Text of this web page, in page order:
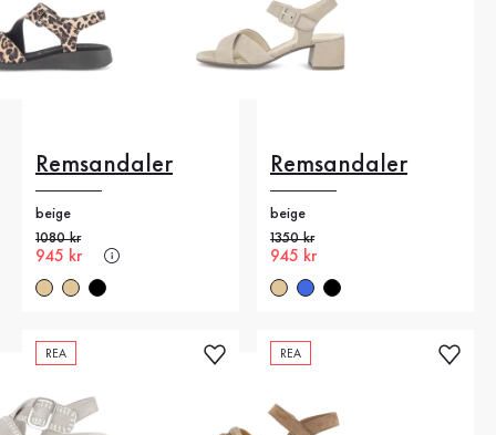
Remsandaler
beige
Gammalt pris
1080 kr
Nytt pris
945 kr
Remsandaler
beige
Gammalt pris
1350 kr
Nytt pris
945 kr
REA REA